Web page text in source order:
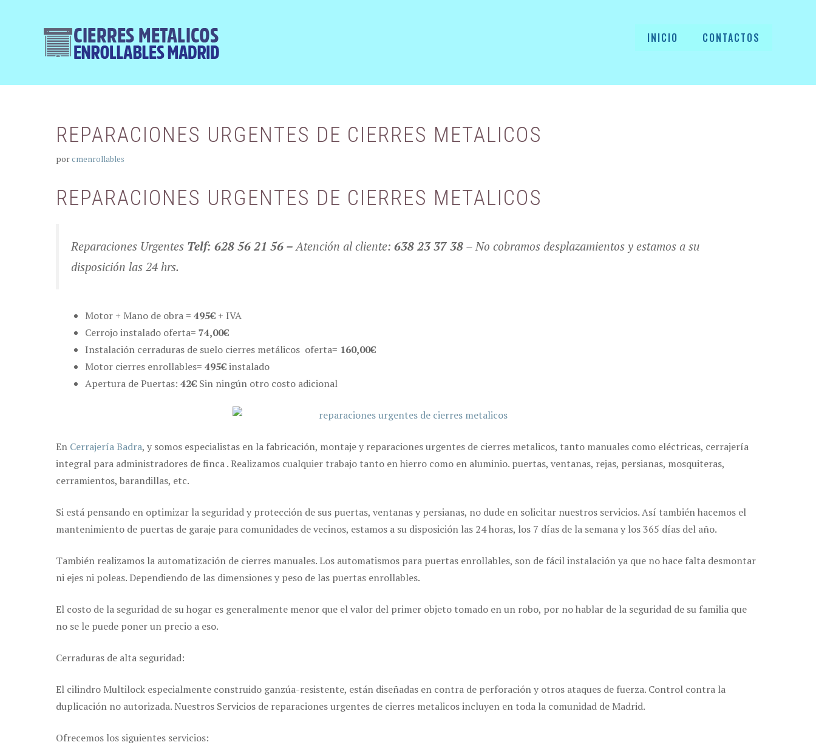
INICIO CONTACTOS
REPARACIONES URGENTES DE CIERRES METALICOS
porcmenrollables
REPARACIONES URGENTES DE CIERRES METALICOS
Reparaciones Urgentes Telf: 628 56 21 56 – Atención al cliente: 638 23 37 38 – No cobramos desplazamientos y estamos a su
disposición las 24 hrs.
Motor + Mano de obra = 495€ + IVA
Cerrojo instalado oferta= 74,00€
Instalación cerraduras de suelo cierres metálicos oferta= 160,00€
Motor cierres enrollables= 495€instalado
Apertura de Puertas: 42€ Sin ningún otro costo adicional
En Cerrajería Badra, y somos especialistas en la fabricación, montaje y reparaciones urgentes de cierres metalicos, tanto manuales como eléctricas, cerrajería
integral para administradores de finca . Realizamos cualquier trabajo tanto en hierro como en aluminio. puertas, ventanas, rejas, persianas, mosquiteras,
cerramientos, barandillas, etc.
Si está pensando en optimizar la seguridad y protección de sus puertas, ventanas y persianas, no dude en solicitar nuestros servicios. Así también hacemos el
mantenimiento de puertas de garaje para comunidades de vecinos, estamos a su disposición las 24 horas, los 7 días de la semana y los 365 días del año.
También realizamos la automatización de cierres manuales. Los automatismos para puertas enrollables, son de fácil instalación ya que no hace falta desmontar
ni ejes ni poleas. Dependiendo de las dimensiones y peso de las puertas enrollables.
El costo de la seguridad de su hogar es generalmente menor que el valor del primer objeto tomado en un robo, por no hablar de la seguridad de su familia que
no se le puede poner un precio a eso.
Cerraduras de alta seguridad:
El cilindro Multilock especialmente construido ganzúa-resistente, están diseñadas en contra de perforación y otros ataques de fuerza. Control contra la
duplicación no autorizada. Nuestros Servicios de reparaciones urgentes de cierres metalicos incluyen en toda la comunidad de Madrid.
Ofrecemos los siguientes servicios: